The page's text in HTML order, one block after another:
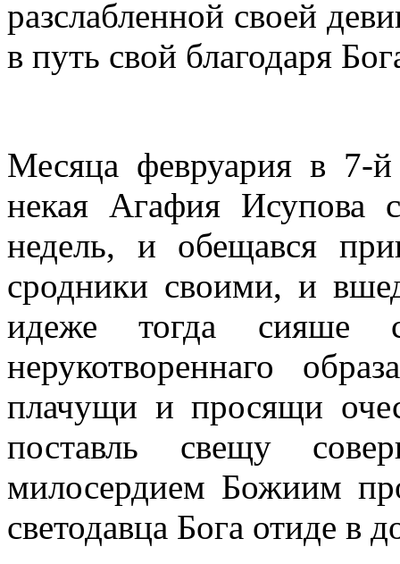
разслабленной своей
в путь свой благодаря
Месяца февруария в 7-й
некая Агафия Исупова
недель, и обещався
сродники своими, и
идеже тогда сияше
нерукотвореннаго
плачущи и просящи
поставль свещу
милосердием Божиим
светодавца Бога отиде в